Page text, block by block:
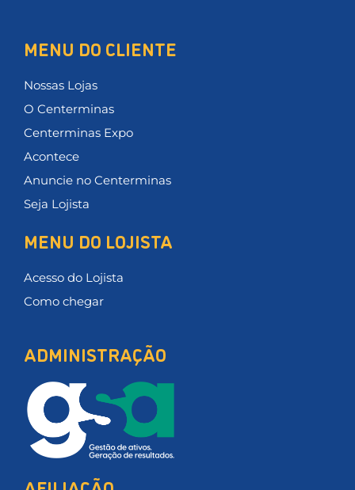
MENU DO CLIENTE
Nossas Lojas
O Centerminas
Centerminas Expo
Acontece
Anuncie no Centerminas
Seja Lojista
MENU DO LOJISTA
Acesso do Lojista
Como chegar
ADMINISTRAÇÃO